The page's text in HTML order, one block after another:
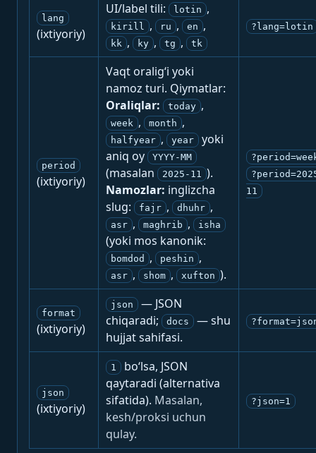
lang
(ixtiyoriy)
UI/label tili: lotin ,
kirill , ru , en ,
kk , ky , tg , tk
?lang=lotin
period
(ixtiyoriy)
Vaqt oralig‘i yoki
namoz turi. Qiymatlar:
Oraliqlar:
today ,
week , month ,
halfyear , year
yoki
aniq oy
YYYY-MM
(masalan 2025-11 ).
Namozlar: inglizcha
slug:
fajr , dhuhr ,
asr , maghrib , isha
(yoki mos kanonik:
bomdod , peshin ,
asr , shom , xufton ).
11
format
(ixtiyoriy)
json
— JSON
chiqaradi;
docs
— shu
hujjat sahifasi.
json
(ixtiyoriy)
1
bo‘lsa, JSON
qaytaradi (alternativa
sifatida). Masalan,
kesh/proksi uchun
qulay.
?json=1